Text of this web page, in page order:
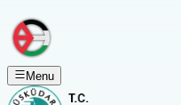
Menu